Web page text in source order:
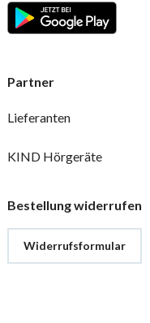
Partner
Lieferanten
KIND Hörgeräte
Bestellung widerrufen
Widerrufsformular